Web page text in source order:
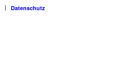
Daten­schutz